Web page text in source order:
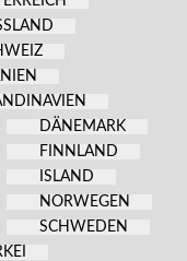
DÄNEMARK
FINNLAND
ISLAND
NORWEGEN
SCHWEDEN